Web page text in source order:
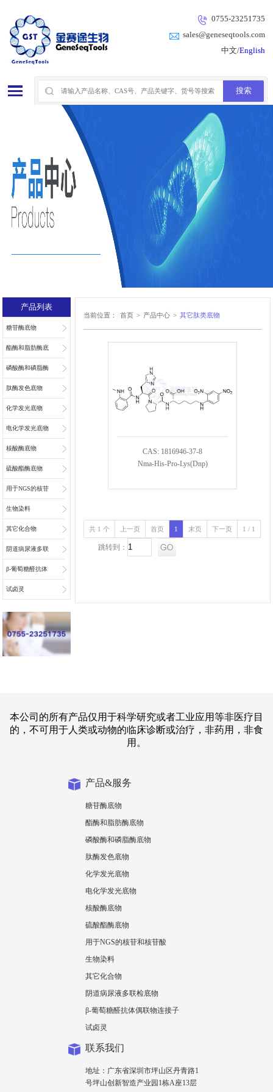
0755-23251735
sales@geneseqtools.com
中文/English
产品列表
糖苷酶底物
酯酶和脂肪酶底
物
磷酸酶和磷脂酶
底物
肽酶发色底物
化学发光底物
电化学发光底物
核酸酶底物
硫酸酯酶底物
用于NGS的核苷
和核苷酸
生物染料
其它化合物
阴道病尿液多联
检底物
β-葡萄糖醛抗体
偶联物连接子
试卤灵
当前位置： 首页 > 产品中心 > 其它肽类底物
CAS: 1816946-37-8
Nma-His-Pro-Lys(Dnp)
共 1 个 上一页 首页 1 末页 下一页 1 / 1
跳转到：
本公司的所有产品仅用于科学研究或者工业应用等非医疗目
的，不可用于人类或动物的临床诊断或治疗，非药用，非食
用。
产品&服务
糖苷酶底物
酯酶和脂肪酶底物
磷酸酶和磷脂酶底物
肽酶发色底物
化学发光底物
电化学发光底物
核酸酶底物
硫酸酯酶底物
用于NGS的核苷和核苷酸
生物染料
其它化合物
阴道病尿液多联检底物
β-葡萄糖醛抗体偶联物连接子
试卤灵
联系我们
地址：广东省深圳市坪山区丹青路1
号坪山创新智造产业园1栋A座13层